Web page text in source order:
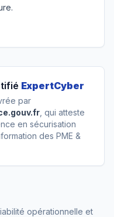
ExpertCyber
par
, qui atteste
en sécurisation
des PME &
opérationnelle et